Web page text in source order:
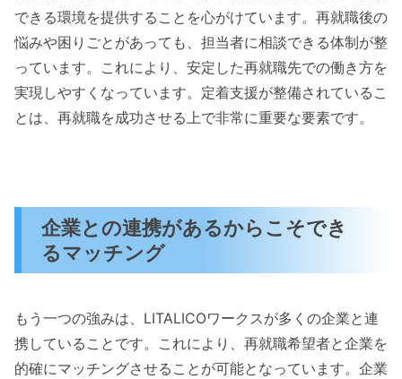
できる環境を提供することを心がけています。再就職後の
悩みや困りごとがあっても、担当者に相談できる体制が整
っています。これにより、安定した再就職先での働き方を
実現しやすくなっています。定着支援が整備されているこ
とは、再就職を成功させる上で非常に重要な要素です。
企業との連携があるからこそでき
るマッチング
もう一つの強みは、LITALICOワークスが多くの企業と連
携していることです。これにより、再就職希望者と企業を
的確にマッチングさせることが可能となっています。企業